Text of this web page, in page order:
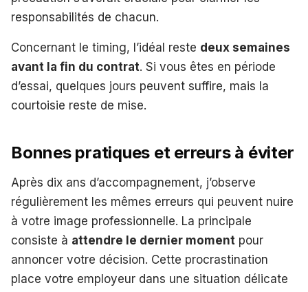
responsabilités de chacun.
Concernant le timing, l’idéal reste deux semaines
avant la fin du contrat. Si vous êtes en période
d’essai, quelques jours peuvent suffire, mais la
courtoisie reste de mise.
Bonnes pratiques et erreurs à éviter
Après dix ans d’accompagnement, j’observe
régulièrement les mêmes erreurs qui peuvent nuire
à votre image professionnelle. La principale
consiste à attendre le dernier moment pour
annoncer votre décision. Cette procrastination
place votre employeur dans une situation délicate